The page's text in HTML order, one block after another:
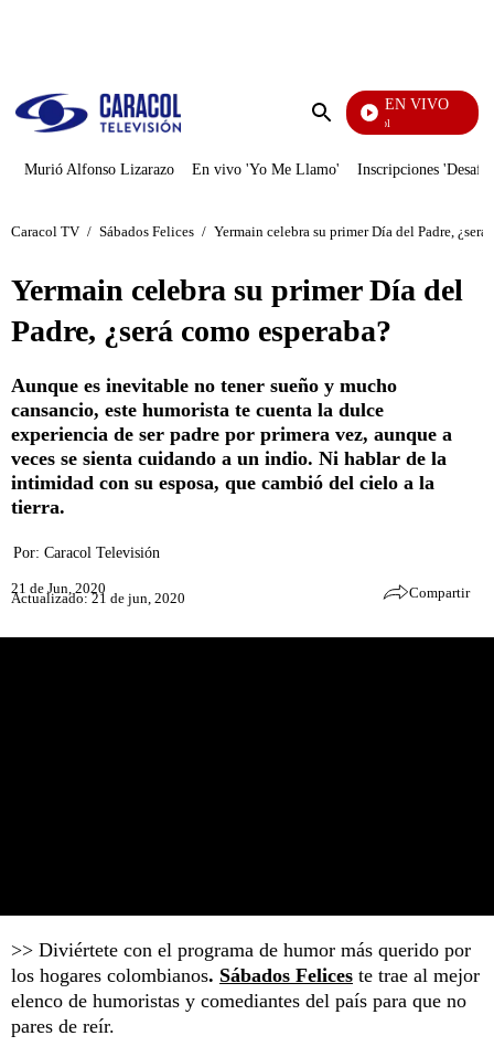
Enviar
EN VIVO
Noticias Caracol
Murió Alfonso Lizarazo En vivo 'Yo Me Llamo' Inscripciones
Caracol TV / Sábados Felices / Yermain celebra su primer Día del Padre, ¿será
Yermain celebra su primer Día del
Padre, ¿será como esperaba?
Aunque es inevitable no tener sueño y mucho
cansancio, este humorista te cuenta la dulce
experiencia de ser padre por primera vez, aunque a
veces se sienta cuidando a un indio. Ni hablar de la
intimidad con su esposa, que cambió del cielo a la
tierra.
Por: Caracol Televisión
21 de Jun, 2020
Actualizado: 21 de jun, 2020 Compartir
>> Diviértete con el programa de humor más querido por
los hogares colombianos. Sábados Felices te trae al mejor
elenco de humoristas y comediantes del país para que no
pares de reír.